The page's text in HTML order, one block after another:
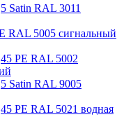
Satin RAL 3011
RAL 5005 сигнальный
PE RAL 5002
Satin RAL 9005
PE RAL 5021 водная